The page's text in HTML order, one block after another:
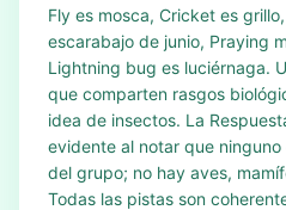
Fly es mosca, Cricket es
escarabajo de junio, Praying
Lightning bug es luciérnaga.
que comparten rasgos
idea de insectos. La
evidente al notar que
del grupo; no hay aves,
Todas las pistas son